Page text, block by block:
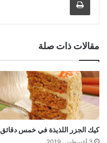
مقالات ذات صلة
كيك الجزر اللذيذة في خمس دقائق